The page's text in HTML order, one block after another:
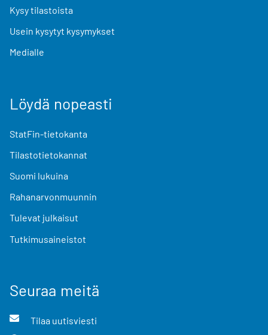
Kysy tilastoista
Usein kysytyt kysymykset
Medialle
Löydä nopeasti
StatFin-tietokanta
Tilastotietokannat
Suomi lukuina
Rahanarvonmuunnin
Tulevat julkaisut
Tutkimusaineistot
Seuraa meitä
Tilaa uutisviesti